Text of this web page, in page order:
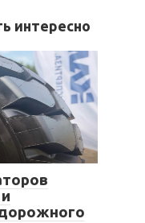
интересно